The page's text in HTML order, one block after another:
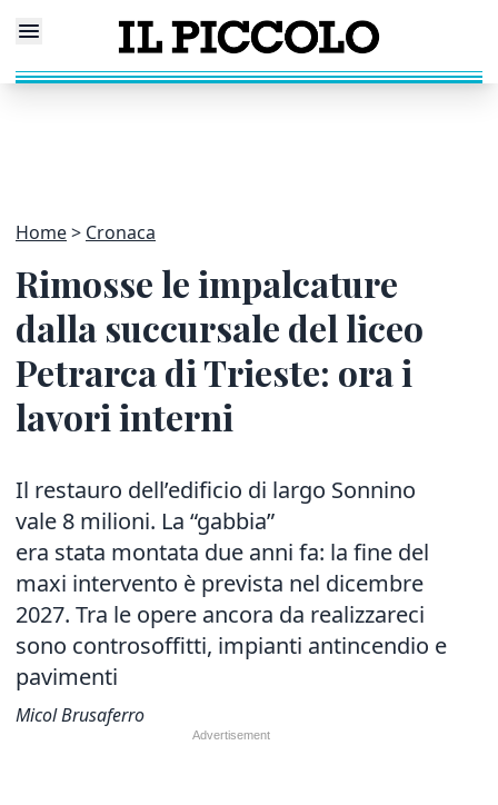
Home Cronaca
Rimosse le impalcature
dalla succursale del liceo
Petrarca di Trieste: ora i
lavori interni
Il restauro dell’edificio di largo Sonnino
vale 8 milioni. La “gabbia”
era stata montata due anni fa: la fine del
maxi intervento è prevista nel dicembre
2027. Tra le opere ancora da realizzareci
sono controsoffitti, impianti antincendio e
pavimenti
Micol Brusaferro